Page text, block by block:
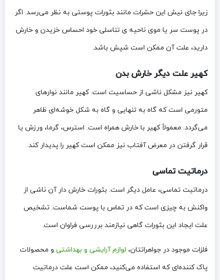
زیرا جای نیش این حشرات مانند بثورات پوستی به نظر می‌رسد. اگر
در پوست سر یا موی ناحیه ی تناسلی خود احساس خزیدن و خارش
دارید، علت آن ممکن است شپش باشد.
کهیر علت دیگر خارش بدن
کهیر نیز مشکل ناشی از حساسیت است. کهیر مانند نوارهای
متورمی است که گاه به تنهایی و گاه به شکل خوشه‌ای ظاهر
می‌گردد. معمولاً کهیر با خارش همراه است. استرس، گرما، ورزش یا
قرار گرفتن در معرض آفتاب نیز ممکن است کهیر را پدیدار کند.
درماتیت تماسی
درماتیت تماسی، عامل دیگر است. بثورات خارش دار آن ناشی از
واکنش به چیزی است که در تماس با پوست شماست. تشخیص
علت ایجاد این بثورات گاهی نیازمند برررسی فراوان است.
فلزات موجود در جواهراتتان، لوازم آرایشی و بهداشتی و محصولات
پاک کننده‌ای که استفاده می‌کنید، ممکن است علت درماتیت